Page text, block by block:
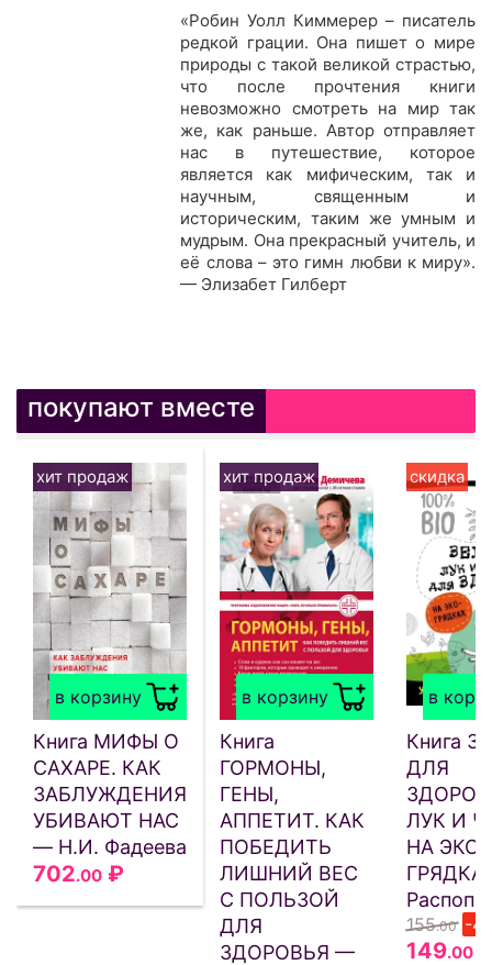
«Робин Уолл Киммерер – писатель
редкой грации. Она пишет о мире
природы с такой великой страстью,
что после прочтения книги
невозможно смотреть на мир так
же, как раньше. Автор отправляет
нас в путешествие, которое
является как мифическим, так и
научным, священным и
историческим, таким же умным и
мудрым. Она прекрасный учитель, и
её слова – это гимн любви к миру».
— Элизабет Гилберт
покупают вместе
в корзину
хит продаж
Книга МИФЫ О
САХАРЕ. КАК
ЗАБЛУЖДЕНИЯ
УБИВАЮТ НАС
— Н.И. Фадеева
702.00 ₽
в корзину
хит продаж
Книга
ГОРМОНЫ,
ГЕНЫ,
АППЕТИТ. КАК
ПОБЕДИТЬ
ЛИШНИЙ ВЕС
С ПОЛЬЗОЙ
ДЛЯ
ЗДОРОВЬЯ —
в
скидка
Книга
ДЛЯ
ЛУК И
НА ЭКО-
155.00 -
149.00